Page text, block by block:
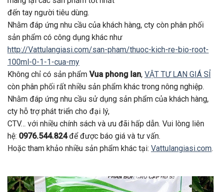
đến tay người tiêu dùng.
Nhằm đáp ứng nhu cầu của khách hàng, cty còn phân phối
sản phẩm có công dụng khác như
http://Vattulangiasi.com/san-pham/thuoc-kich-re-bio-root-
100ml-0-1-1-cua-my
Không chỉ có sản phẩm Vua phong lan, VẬT TƯ LAN GIÁ SỈ
còn phân phối rất nhiều sản phẩm khác trong nông nghiệp.
Nhằm đáp ứng nhu cầu sử dụng sản phẩm của khách hàng,
cty hỗ trợ phát triển cho đại lý,
CTV… với nhiều chính sách và ưu đãi hấp dẫn. Vui lòng liên
hệ: 0976.544.824để được báo giá và tư vấn.
Hoặc tham khảo nhiều sản phẩm khác tại: Vattulangiasi.com.